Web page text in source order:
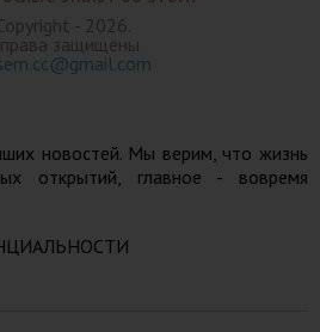
- 2026.
защищены
новостей. Мы верим, что жизнь
открытий, главное - вовремя